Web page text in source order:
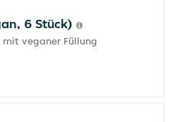
6 Stück)
veganer Füllung